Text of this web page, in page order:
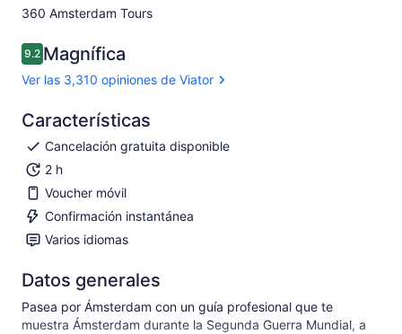
360 Amsterdam Tours​
9.29.2 de 10
Magnífica
Ver las 3,310 opiniones de Viator
Características
Cancelación gratuita disponible
2 h
Voucher móvil
Confirmación instantánea
Varios idiomas
Datos generales
Pasea por Ámsterdam con un guía profesional que te
muestra Ámsterdam durante la Segunda Guerra Mundial, a